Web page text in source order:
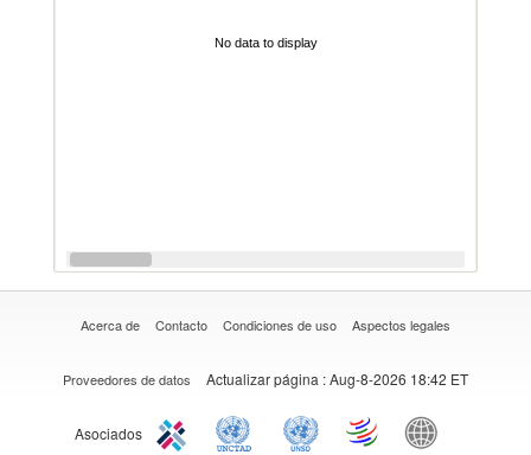
No data to display
Acerca de Contacto Condiciones de uso Aspectos legales
Proveedores de datos Actualizar página : Aug-8-2026 18:42 ET
Asociados